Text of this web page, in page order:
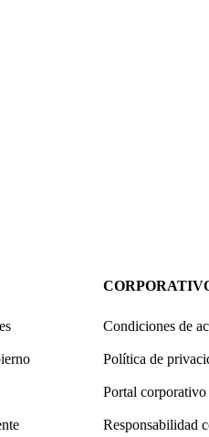
Condiciones de
Política de
Portal corporativo
Responsabilidad